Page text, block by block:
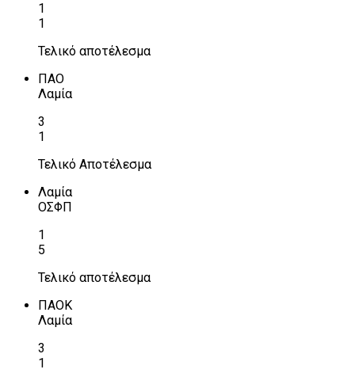
1
1
Τελικό αποτέλεσμα
ΠΑΟ
Λαμία
3
1
Τελικό Αποτέλεσμα
Λαμία
ΟΣΦΠ
1
5
Τελικό αποτέλεσμα
ΠΑΟΚ
Λαμία
3
1